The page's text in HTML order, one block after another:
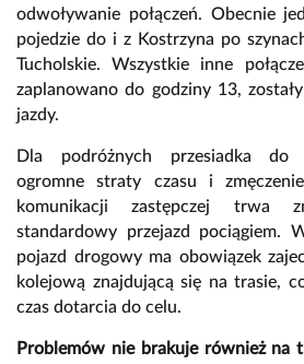
odwoływanie połączeń. Obecnie
pojedzie do i z Kostrzyna po
Tucholskie. Wszystkie inne
zaplanowano do godziny 13,
jazdy.
Dla podróżnych przesiadka do
ogromne straty czasu i
komunikacji zastępczej trwa
standardowy przejazd pociągiem.
pojazd drogowy ma obowiązek
kolejową znajdującą się na trasie,
czas dotarcia do celu.
Problemów nie brakuje również na